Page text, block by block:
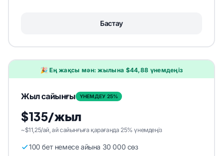
Бастау
🎉 Ең жақсы мән: жылына $44,88 үнемдеңіз
Жыл сайынғы ҮНЕМДЕУ 25%
$135/жыл
~$11,25/ай, ай сайынғыға қарағанда 25% үнемдеңіз
100 бет немесе айына 30 000 сөз